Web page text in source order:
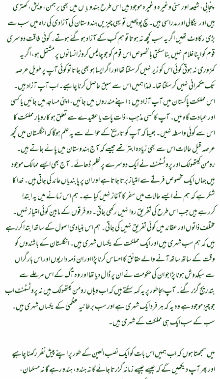
پنجابی، شیعہ اور سنی وغیرہ وغیرہ موجود ہیں اس طرح ہندوﺅں میں بھی برہمن، ویش، کھتری
ہیں اور بنگالی اور مدراسی ہیں۔ سچ پوچھیں تو یہی چیزیں ہندوستان کی آزادی کی راہ میں سب سے
بڑی رکاوٹ تھیں اگر یہ سب کچھ نہ ہوتا تو ہم کب کے آزاد ہوگئے ہوتے۔ کوئی طاقت دوسری
قوم کو اپنا غلام نہیں بناسکتی بالخصوص اس قوم کو جو چالیس کروڑ انسانوں پر مشتمل ہو، اگر یہ
کمزوری نہ ہوتی کوئی اس کو زیر نہیں کرسکتا تھا اور اگر ایسا ہو بھی جاتا تو کوئی آپ پر طویل عرصہ
تک حکمرانی نہیں کرسکتا تھا۔ لہٰذا ہمیں اس سے سبق حاصل کرنا چاہیے۔ اب آپ آزاد ہیں۔
اس مملکت پاکستان میں آپ آزاد ہیں: اپنے مندروں میں جائیں، اپنی مساجد میں جائیں یا کسی
اور عبادت گاہ میں۔ آپ کا کسی مذہب، ذات پات یا عقیدے سے تعلق ہو کاروبار مملکت کا
اس سے کوئی واسطہ نہیں۔ جیسا کہ آپ کو تاریخ کے حوالے سے یہ علم ہوگا کہ انگلستان میں کچھ
عرصہ قبل حالات اس سے بھی زیادہ ابتر تھے جیسے کہ آج ہندوستان میں پائے جاتے ہیں۔
رومن کیتھولک اور پروٹسٹنٹ نے ایک دوسرے پر ظلم ڈھائے۔ آج بھی ایسے ممالک موجود
ہیں جہاں ایک مخصوص فرقے سے امتیاز برتا جاتا ہے اور ان پر پابندیاں عائد کی جاتی ہیں۔ خدا کا
شکر ہے کہ ہم نے ایسے حالات میں سفر کا آغاز نہیں کیا ہے۔ ہم اس زمانے میں یہ ابتدا
کررہے ہیں جب اس طرح کی تفریق روا نہیں رکھی جاتی۔ دو فرقوں کے مابین کوئی امتیاز نہیں۔
مختلف ذاتوں اور عقائد میں کوئی تفریق نہیں کی جاتی۔ ہم اس بنیادی اصول کے ساتھ ابتدا کررہے
ہیں کہ ہم سب شہری ہیں اور ایک مملکت کے یکساں شہری ہیں۔ انگلستان کے باشندوں کو
وقت کے ساتھ ساتھ آنے والے حقائق کا احساس کرنا پڑا اور ان ذمہ داریوں اور اس بارگراں
سے سبکدوش ہونا پڑا جو ان کی حکومت نے ان پر ڈال دیا تھا اور وہ آگ کے اس مرحلے سے
بتدریج گزر گئے۔ آپ بجاطور پر یہ کہہ سکتے ہیں کہ اب وہاں رومن کیتھولک ہیں نہ پروٹسٹنٹ اب
جو چیز موجود ہے وہ یہ کہ ہر فرد ایک شہری ہے اور سب برطانیہ عظمیٰ کے یکساں شہری ہیں۔
سب کے سب ایک ہی مملکت کے شہری ہیں۔
میں سمجھتا ہوں کہ اب ہمیں اس بات کو ایک نصب العین کے طور پر اپنے پیش نظر رکھنا چاہیے
اور پھر آپ دیکھیں گے کہ جیسے جیسے زمانہ گزرتا جائے گا نہ ہندو، ہندو رہے گا نہ مسلمان،